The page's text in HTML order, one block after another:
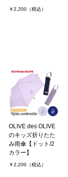
￥2,200（税込）
OLIVE des OLIVE
のキッズ折りたた
み雨傘【ドット/2
カラー】
￥2,200（税込）